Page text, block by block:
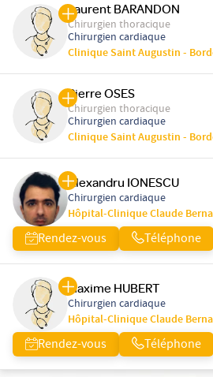
Laurent BARANDON
Chirurgien thoracique
Chirurgien cardiaque
Clinique Saint Augustin -
Pierre OSES
Chirurgien thoracique
Chirurgien cardiaque
Clinique Saint Augustin -
Alexandru IONESCU
Chirurgien cardiaque
Hôpital-Clinique Claude
Rendez-vous Téléphone
Maxime HUBERT
Chirurgien cardiaque
Hôpital-Clinique Claude
Rendez-vous Téléphone